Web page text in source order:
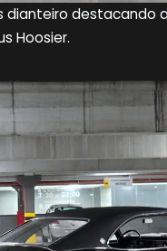
dianteiro destacando
Hoosier.